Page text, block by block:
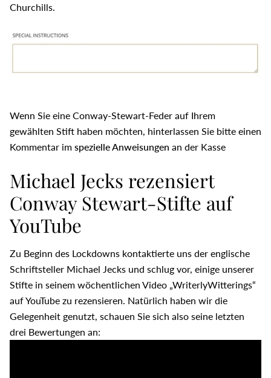
Churchills.
Wenn Sie eine Conway-Stewart-Feder auf Ihrem
gewählten Stift haben möchten, hinterlassen Sie bitte einen
Kommentar im spezielle Anweisungen an der Kasse
Michael Jecks rezensiert
Conway Stewart-Stifte auf
YouTube
Zu Beginn des Lockdowns kontaktierte uns der englische
Schriftsteller Michael Jecks und schlug vor, einige unserer
Stifte in seinem wöchentlichen Video „WriterlyWitterings“
auf YouTube zu rezensieren. Natürlich haben wir die
Gelegenheit genutzt, schauen Sie sich also seine letzten
drei Bewertungen an: